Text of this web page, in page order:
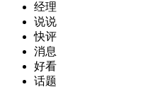
经理
说说
快评
消息
好看
话题